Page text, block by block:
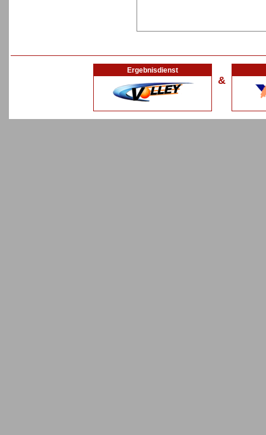
Ergebnisdienst
&